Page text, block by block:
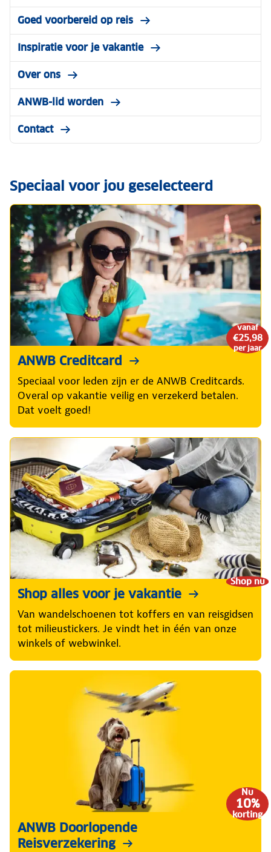
Goed voorbereid op reis
Inspiratie voor je vakantie
Over ons
ANWB-lid worden
Contact
Speciaal voor jou geselecteerd
vanaf
€25,98
per jaar
ANWB Creditcard
Speciaal voor leden zijn er de ANWB Creditcards.
Overal op vakantie veilig en verzekerd betalen.
Dat voelt goed!
Shop nu
Shop alles voor je vakantie
Van wandelschoenen tot koffers en van reisgidsen
tot milieustickers. Je vindt het in één van onze
winkels of webwinkel.
Nu
10%
korting
ANWB Doorlopende
Reisverzekering